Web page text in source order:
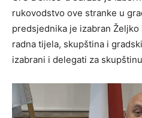
rukovodstvo ove stranke u
predsjednika je izabran Željko
radna tijela, skupština i
izabrani i delegati za